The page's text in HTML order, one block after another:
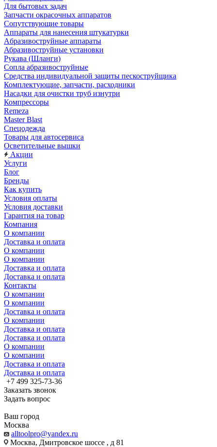
Для бытовых задач
Запчасти окрасочных аппаратов
Сопутствующие товары
Аппараты для нанесения штукатурки
Aбразивоструйные аппараты
Абразивоструйные установки
Рукава (Шланги)
Сопла абразивоструйные
Средства индивидуальной защиты пескоструйщика
Комплектующие, запчасти, расходники
Насадки для очистки труб изнутри
Компрессоры
Remeza
Master Blast
Спецодежда
Товары для автосервиса
Осветительные вышки
Акции
Услуги
Блог
Бренды
Как купить
Условия оплаты
Условия доставки
Гарантия на товар
Компания
О компании
Доставка и оплата
О компании
О компании
Доставка и оплата
Доставка и оплата
Контакты
О компании
О компании
Доставка и оплата
О компании
Доставка и оплата
Доставка и оплата
О компании
О компании
Доставка и оплата
Доставка и оплата
+7 499 325-73-36
Заказать звонок
Задать вопрос
Ваш город
Москва
alltoolpro@yandex.ru
Москва, Дмитровское шоссе , д 81